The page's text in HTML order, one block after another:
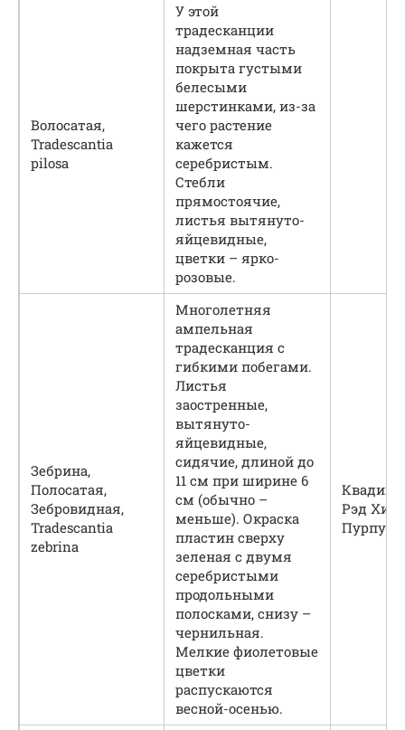
Волосатая,
Tradescantia
pilosa
У этой
традесканции
надземная часть
покрыта густыми
белесыми
шерстинками, из-за
чего растение
кажется
серебристым.
Стебли
прямостоячие,
листья вытянуто-
яйцевидные,
цветки – ярко-
розовые.
Зебрина,
Полосатая,
Зебровидная,
Tradescantia
zebrina
Многолетняя
ампельная
традесканция с
гибкими побегами.
Листья
заостренные,
вытянуто-
яйцевидные,
сидячие, длиной до
11 см при ширине 6
см (обычно –
меньше). Окраска
пластин сверху
зеленая с двумя
серебристыми
продольными
полосками, снизу –
чернильная.
Мелкие фиолетовые
цветки
распускаются
весной-осенью.
Рэд
Пурпузи